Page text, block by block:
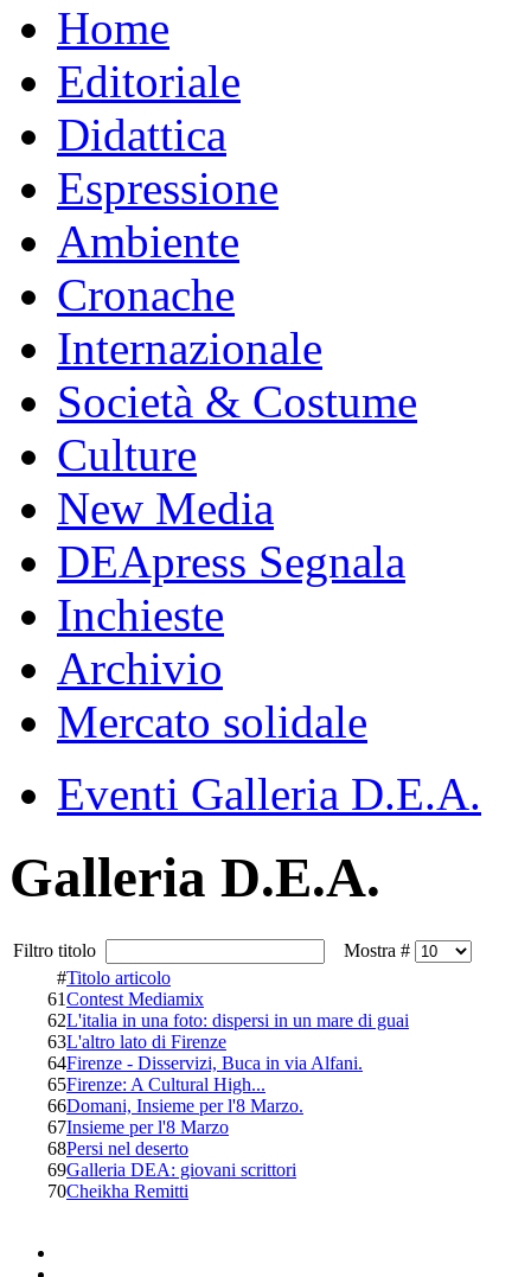
Home
Editoriale
Didattica
Espressione
Ambiente
Cronache
Internazionale
Società & Costume
Culture
New Media
DEApress Segnala
Inchieste
Archivio
Mercato solidale
Eventi Galleria D.E.A.
Galleria D.E.A.
Filtro titolo
Mostra #
#Titolo articolo
61Contest Mediamix
62L'italia in una foto: dispersi in un mare di guai
63L'altro lato di Firenze
64Firenze - Disservizi, Buca in via Alfani.
65Firenze: A Cultural High...
66Domani, Insieme per l'8 Marzo.
67Insieme per l'8 Marzo
68Persi nel deserto
69Galleria DEA: giovani scrittori
70Cheikha Remitti